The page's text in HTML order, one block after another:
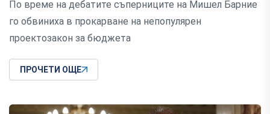
По време на дебатите съперниците на Мишел Барние
го обвиниха в прокарване на непопулярен
проектозакон за бюджета
ПРОЧЕТИ ОЩЕ